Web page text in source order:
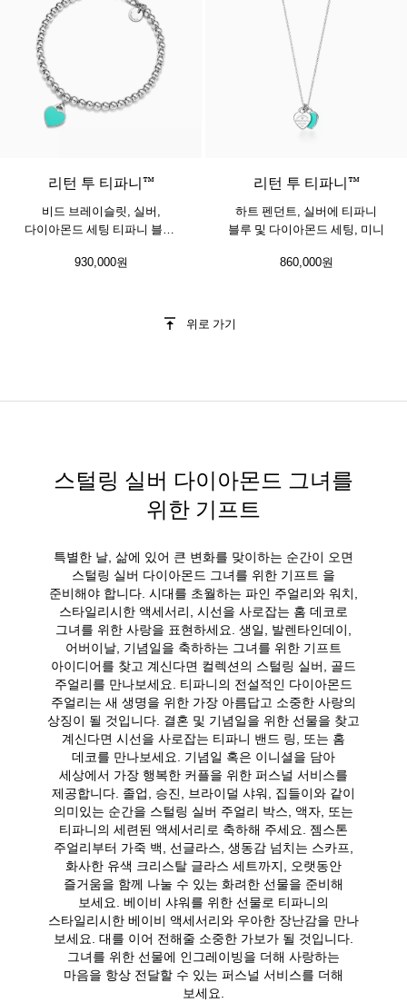
3 색상
리턴 투 티파니™
비드 브레이슬릿, 실버,
다이아몬드 세팅 티파니 블루,
930,000원
리턴 투 티파니™
하트 펜던트, 실버에 티파니
블루 및 다이아몬드 세팅, 미니
860,000원
위로 가기
스털링 실버 다이아몬드 그녀를
위한 기프트
특별한 날, 삶에 있어 큰 변화를 맞이하는 순간이 오면
스털링 실버 다이아몬드 그녀를 위한 기프트 을
준비해야 합니다. 시대를 초월하는 파인 주얼리와 워치,
스타일리시한 액세서리, 시선을 사로잡는 홈 데코로
그녀를 위한 사랑을 표현하세요. 생일, 발렌타인데이,
어버이날, 기념일을 축하하는 그녀를 위한 기프트
아이디어를 찾고 계신다면 컬렉션의 스털링 실버, 골드
주얼리를 만나보세요. 티파니의 전설적인 다이아몬드
주얼리는 새 생명을 위한 가장 아름답고 소중한 사랑의
상징이 될 것입니다. 결혼 및 기념일을 위한 선물을 찾고
계신다면 시선을 사로잡는 티파니 밴드 링, 또는 홈
데코를 만나보세요. 기념일 혹은 이니셜을 담아
세상에서 가장 행복한 커플을 위한 퍼스널 서비스를
제공합니다. 졸업, 승진, 브라이덜 샤워, 집들이와 같이
의미있는 순간을 스털링 실버 주얼리 박스, 액자, 또는
티파니의 세련된 액세서리로 축하해 주세요. 젬스톤
주얼리부터 가죽 백, 선글라스, 생동감 넘치는 스카프,
화사한 유색 크리스탈 글라스 세트까지, 오랫동안
즐거움을 함께 나눌 수 있는 화려한 선물을 준비해
보세요. 베이비 샤워를 위한 선물로 티파니의
스타일리시한 베이비 액세서리와 우아한 장난감을 만나
보세요. 대를 이어 전해줄 소중한 가보가 될 것입니다.
그녀를 위한 선물에 인그레이빙을 더해 사랑하는
마음을 항상 전달할 수 있는 퍼스널 서비스를 더해
보세요.